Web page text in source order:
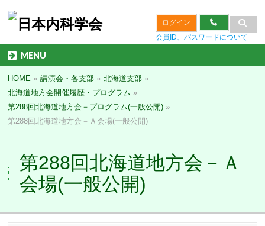
ログイン
会員ID、パスワードについて
MENU
HOME » 講演会・各支部 » 北海道支部 »
北海道地方会開催履歴・プログラム »
第288回北海道地方会－プログラム(一般公開) »
第288回北海道地方会－Ａ会場(一般公開)
第288回北海道地方会－Ａ
会場(一般公開)